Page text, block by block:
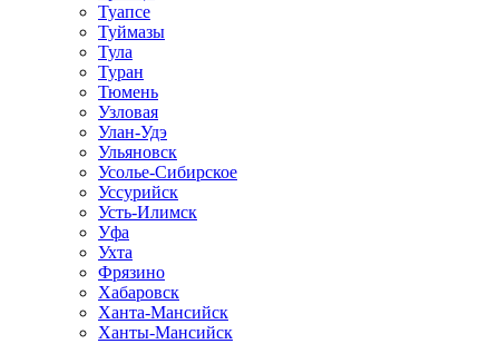
Туапсе
Туймазы
Тула
Туран
Тюмень
Узловая
Улан-Удэ
Ульяновск
Усолье-Сибирское
Уссурийск
Усть-Илимск
Уфа
Ухта
Фрязино
Хабаровск
Ханта-Мансийск
Ханты-Мансийск